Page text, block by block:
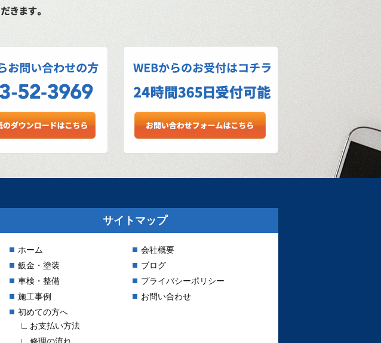
サイトマップ
ホーム
鈑金・塗装
車検・整備
施工事例
初めての方へ
お支払い方法
会社概要
ブログ
プライバシーポリシー
お問い合わせ